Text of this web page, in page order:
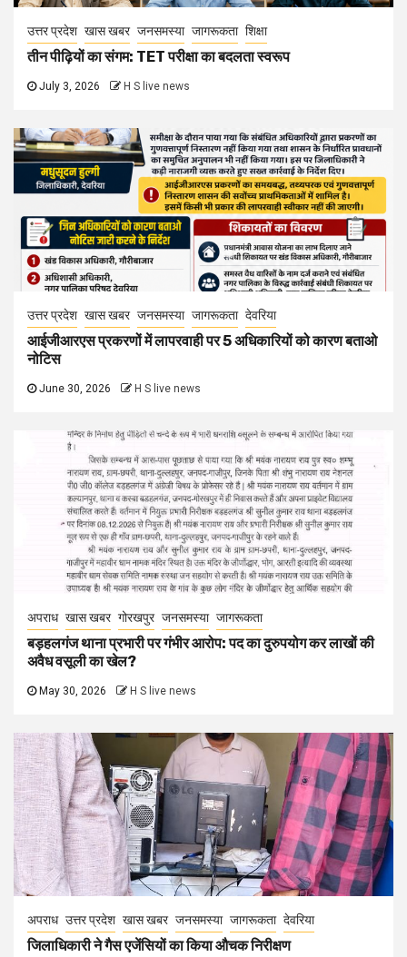
उत्तर प्रदेश खास खबर जनसमस्या जागरूकता शिक्षा
तीन पीढ़ियों का संगम: TET परीक्षा का बदलता स्वरूप
July 3, 2026 H S live news
उत्तर प्रदेश खास खबर जनसमस्या जागरूकता देवरिया
आईजीआरएस प्रकरणों में लापरवाही पर 5 अधिकारियों को कारण बताओ
नोटिस
June 30, 2026 H S live news
अपराध खास खबर गोरखपुर जनसमस्या जागरूकता
बड़हलगंज थाना प्रभारी पर गंभीर आरोप: पद का दुरुपयोग कर लाखों की
अवैध वसूली का खेल?
May 30, 2026 H S live news
अपराध उत्तर प्रदेश खास खबर जनसमस्या जागरूकता देवरिया
जिलाधिकारी ने गैस एजेंसियों का किया औचक निरीक्षण